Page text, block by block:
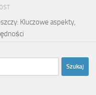
Kluczowe aspekty,